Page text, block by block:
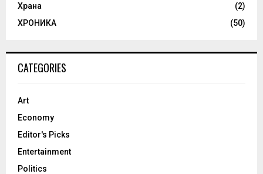
Храна
(2)
ХРОНИКА
(50)
CATEGORIES
Art
Economy
Editor's Picks
Entertainment
Politics